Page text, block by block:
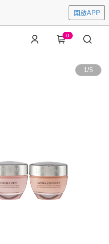
開啟APP
0
1/5